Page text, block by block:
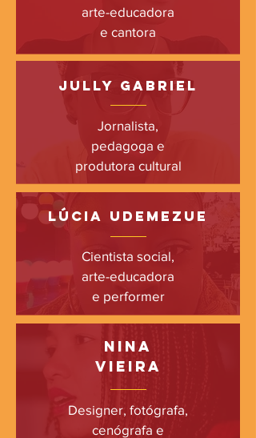
arte-educadora
e cantora
Jornalista,
pedagoga e
produtora cultural
jully gabriel
Cientista social,
arte-educadora
e performer
Lúcia udemeZue
Designer, fotógrafa,
cenógrafa e
nina
vieira